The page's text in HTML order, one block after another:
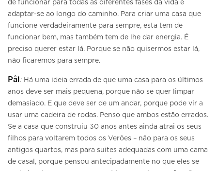
de funcionar para todas as diferentes fases da vida e
adaptar-se ao longo do caminho. Para criar uma casa que
funcione verdadeiramente para sempre, esta tem de
funcionar bem, mas também tem de lhe dar energia. É
preciso querer estar lá. Porque se não quisermos estar lá,
não ficaremos para sempre.
Pål: Há uma ideia errada de que uma casa para os últimos
anos deve ser mais pequena, porque não se quer limpar
demasiado. E que deve ser de um andar, porque pode vir a
usar uma cadeira de rodas. Penso que ambos estão errados.
Se a casa que construiu 30 anos antes ainda atrai os seus
filhos para voltarem todos os Verões – não para os seus
antigos quartos, mas para suites adequadas com uma cama
de casal, porque pensou antecipadamente no que eles se